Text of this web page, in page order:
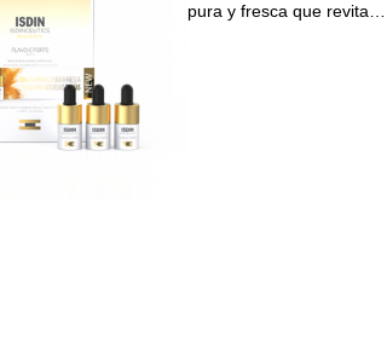
pura y fresca que revita…